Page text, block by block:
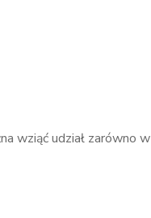
wziąć udział zarówno w